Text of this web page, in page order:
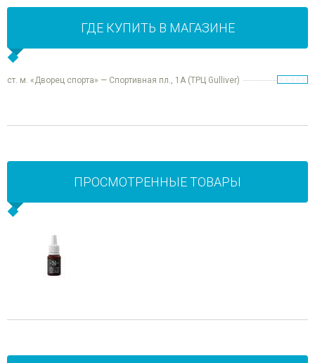
ГДЕ КУПИТЬ В МАГАЗИНЕ
ст. м. «Дворец спорта» — Спортивная пл., 1А (ТРЦ Gulliver)
ПРОСМОТРЕННЫЕ ТОВАРЫ